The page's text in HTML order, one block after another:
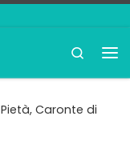
Search
Pietà, Caronte di